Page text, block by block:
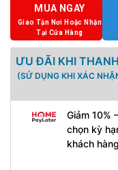
MUA NGAY
Giao Tận Nơi Hoặc Nhận
Tại Cửa Hàng
ƯU ĐÃI KHI
(SỬ DỤNG KHI XÁC
Giảm 10%
chọn kỳ
khách